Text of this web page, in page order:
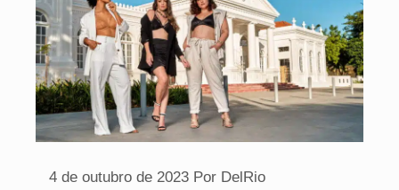
4 de outubro de 2023 Por DelRio